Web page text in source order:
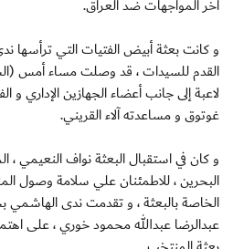
آخر المواجهات ضد العراق.
و كانت بعثة أبيض الفتيات التي ترأسها
لاعبة إلى جانب أعضاء الجهازين الإداري و
غوتوق و مساعدته آلاء القريني.
و كان في استقبال البعثة نواف النعيمي ،
البحرين ، للاطمئنان علي سلامة وصول
الخاصة بالبعثة ، و تقدمت ندى الهاشمي
عبدالرضا عبدالله محمود خوري ، على